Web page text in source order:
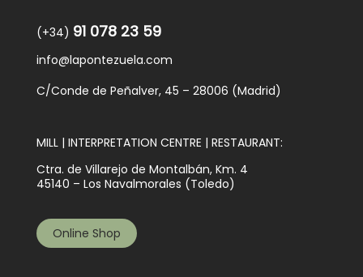
(+34) 91 078 23 59
info@lapontezuela.com
C/Conde de Peñalver, 45 – 28006 (Madrid)
MILL | INTERPRETATION CENTRE | RESTAURANT:
Ctra. de Villarejo de Montalbán, Km. 4
45140 – Los Navalmorales (Toledo)
Online Shop